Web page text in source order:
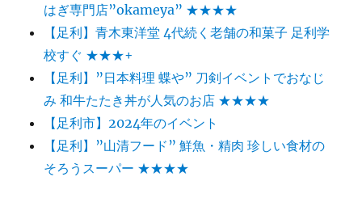
はぎ専門店”okameya” ★★★★
【足利】青木東洋堂 4代続く老舗の和菓子 足利学
校すぐ ★★★+
【足利】”日本料理 蝶や” 刀剣イベントでおなじ
み 和牛たたき丼が人気のお店 ★★★★
【足利市】2024年のイベント
【足利】”山清フード” 鮮魚・精肉 珍しい食材の
そろうスーパー ★★★★